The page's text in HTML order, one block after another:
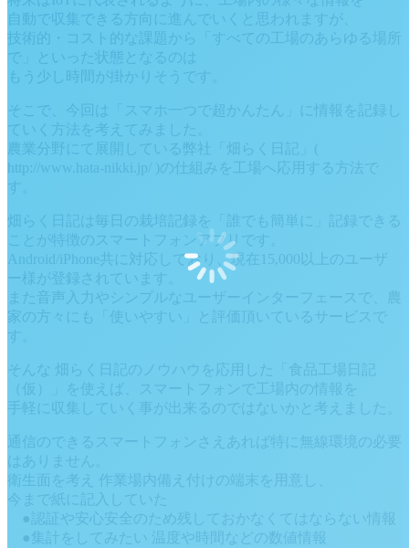
自動で収集できる方向に進んでいくと思われますが、
技術的・コスト的な課題から「すべての工場のあらゆる場所
で」といった状態となるのは
もう少し時間が掛かりそうです。
そこで、今回は「スマホ一つで超かんたん」に情報を記録し
ていく方法を考えてみました。
農業分野にて展開している弊社「畑らく日記」(
http://www.hata-nikki.jp/ )の仕組みを工場へ応用する方法で
す。
畑らく日記は毎日の栽培記録を「誰でも簡単に」記録できる
ことが特徴のスマートフォンアプリです。
Android/iPhone共に対応しており、現在15,000以上のユーザ
ー様が登録されています。
また音声入力やシンプルなユーザーインターフェースで、農
家の方々にも「使いやすい」と評価頂いているサービスで
す。
そんな 畑らく日記のノウハウを応用した「食品工場日記
（仮）」を使えば、スマートフォンで工場内の情報を
手軽に収集していく事が出来るのではないかと考えました。
通信のできるスマートフォンさえあれば特に無線環境の必要
はありません。
衛生面を考え 作業場内備え付けの端末を用意し、
今まで紙に記入していた
●認証や安心安全のため残しておかなくてはならない情報
●集計をしてみたい 温度や時間などの数値情報